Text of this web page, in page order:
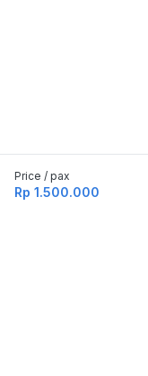
Price / pax
Rp 1.500.000